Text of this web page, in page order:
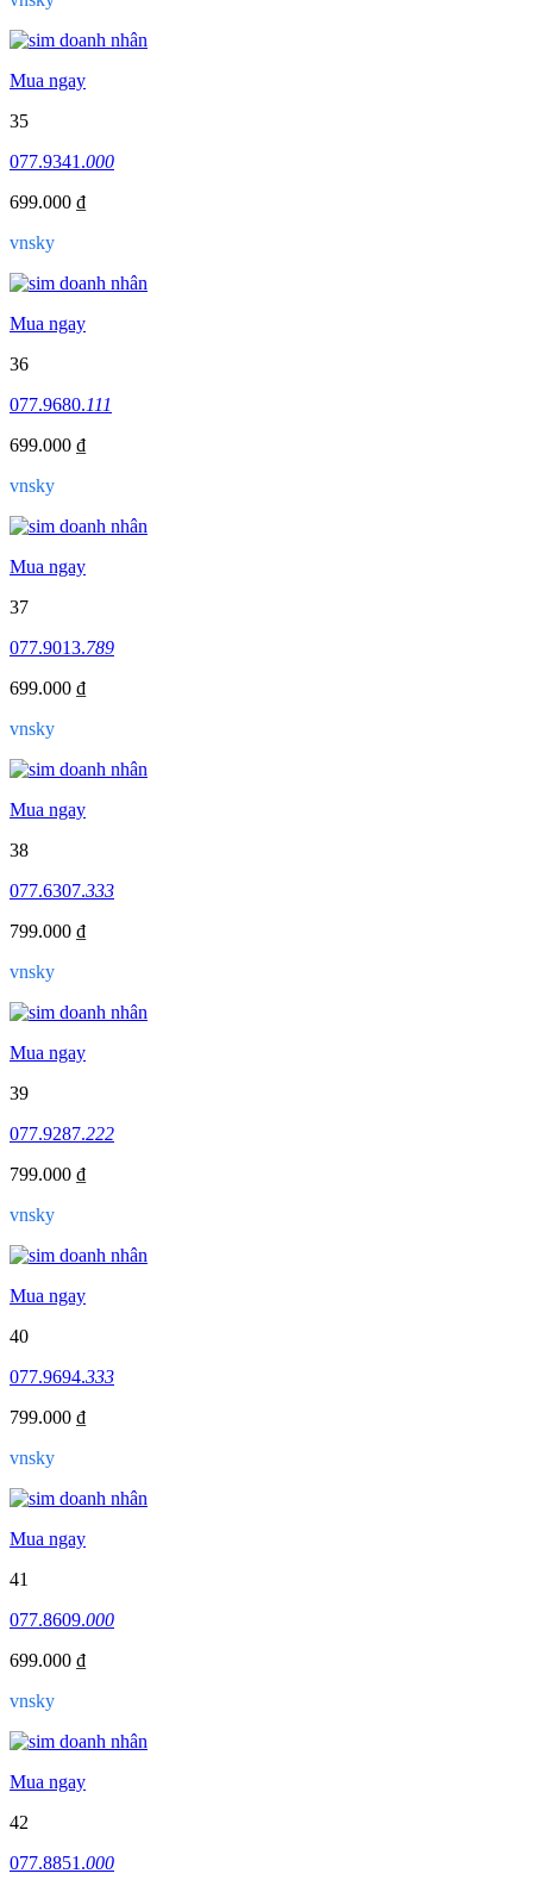
Mua ngay
35
077.9341.000
699.000 ₫
vnsky
Mua ngay
36
077.9680.111
699.000 ₫
vnsky
Mua ngay
37
077.9013.789
699.000 ₫
vnsky
Mua ngay
38
077.6307.333
799.000 ₫
vnsky
Mua ngay
39
077.9287.222
799.000 ₫
vnsky
Mua ngay
40
077.9694.333
799.000 ₫
vnsky
Mua ngay
41
077.8609.000
699.000 ₫
vnsky
Mua ngay
42
077.8851.000